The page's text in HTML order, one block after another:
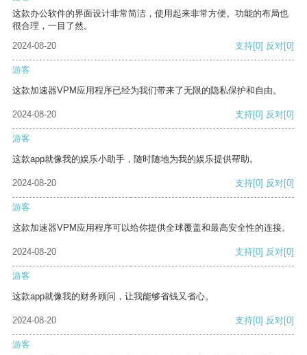
这款办公软件的界面设计非常简洁，使用起来非常方便。功能的布局也
很合理，一目了然。
2024-08-20
支持[0] 反对[0]
游客
这款加速器VPM应用程序已经为我们带来了无限的隐私保护和自由。
2024-08-20 支持[0] 反对[0]
游客
这款app就像我的娱乐小助手，随时随地为我的娱乐提供帮助。
2024-08-20 支持[0] 反对[0]
游客
这款加速器VPM应用程序可以给你提供全球覆盖和最高安全性的连接。
2024-08-20 支持[0] 反对[0]
游客
这款app就像我的财务顾问，让我能够省钱又省心。
2024-08-20 支持[0] 反对[0]
游客